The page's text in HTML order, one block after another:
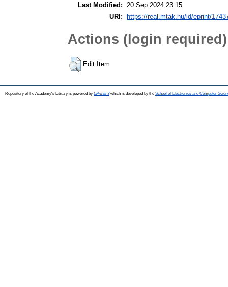
Last Modified: 20 Sep 2024 23:15
URI:
https://real.mtak.hu/id/eprint/
Actions (login required)
Edit Item
Repository of the Academy's Library is powered by EPrints 3which is developed by the School of Electronics and Computer